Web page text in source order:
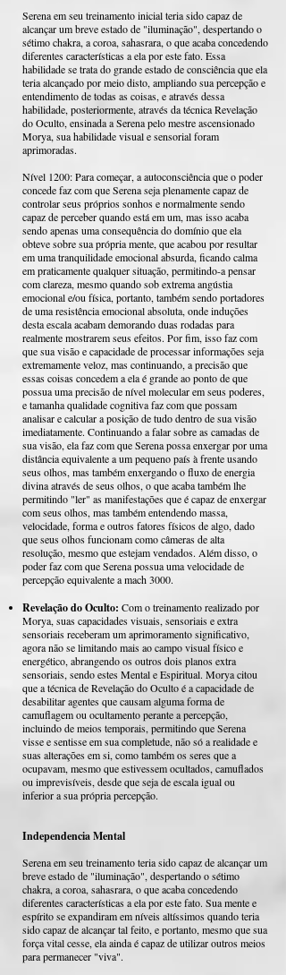
Serena em seu treinamento inicial teria sido capaz de
alcançar um breve estado de "iluminação", despertando o
sétimo chakra, a coroa, sahasrara, o que acaba concedendo
diferentes características a ela por este fato. Essa
habilidade se trata do grande estado de consciência que ela
teria alcançado por meio disto, ampliando sua percepção e
entendimento de todas as coisas, e através dessa
habilidade, posteriormente, através da técnica Revelação
do Oculto, ensinada a Serena pelo mestre ascensionado
Morya, sua habilidade visual e sensorial foram
aprimoradas.
Nível 1200: Para começar, a autoconsciência que o poder
concede faz com que Serena seja plenamente capaz de
controlar seus próprios sonhos e normalmente sendo
capaz de perceber quando está em um, mas isso acaba
sendo apenas uma consequência do domínio que ela
obteve sobre sua própria mente, que acabou por resultar
em uma tranquilidade emocional absurda, ficando calma
em praticamente qualquer situação, permitindo-a pensar
com clareza, mesmo quando sob extrema angústia
emocional e/ou física, portanto, também sendo portadores
de uma resistência emocional absoluta, onde induções
desta escala acabam demorando duas rodadas para
realmente mostrarem seus efeitos. Por fim, isso faz com
que sua visão e capacidade de processar informações seja
extremamente veloz, mas continuando, a precisão que
essas coisas concedem a ela é grande ao ponto de que
possua uma precisão de nível molecular em seus poderes,
e tamanha qualidade cognitiva faz com que possam
analisar e calcular a posição de tudo dentro de sua visão
imediatamente. Continuando a falar sobre as camadas de
sua visão, ela faz com que Serena possa enxergar por uma
distância equivalente a um pequeno país à frente usando
seus olhos, mas também enxergando o fluxo de energia
divina através de seus olhos, o que acaba também lhe
permitindo "ler" as manifestações que é capaz de enxergar
com seus olhos, mas também entendendo massa,
velocidade, forma e outros fatores físicos de algo, dado
que seus olhos funcionam como câmeras de alta
resolução, mesmo que estejam vendados. Além disso, o
poder faz com que Serena possua uma velocidade de
percepção equivalente a mach 3000.
Revelação do Oculto: Com o treinamento realizado por
Morya, suas capacidades visuais, sensoriais e extra
sensoriais receberam um aprimoramento significativo,
agora não se limitando mais ao campo visual físico e
energético, abrangendo os outros dois planos extra
sensoriais, sendo estes Mental e Espiritual. Morya citou
que a técnica de Revelação do Oculto é a capacidade de
desabilitar agentes que causam alguma forma de
camuflagem ou ocultamento perante a percepção,
incluindo de meios temporais, permitindo que Serena
visse e sentisse em sua completude, não só a realidade e
suas alterações em si, como também os seres que a
ocupavam, mesmo que estivessem ocultados, camuflados
ou imprevisíveis, desde que seja de escala igual ou
inferior a sua própria percepção.
Independencia Mental
Serena em seu treinamento teria sido capaz de alcançar um
breve estado de "iluminação", despertando o sétimo
chakra, a coroa, sahasrara, o que acaba concedendo
diferentes características a ela por este fato. Sua mente e
espírito se expandiram em níveis altíssimos quando teria
sido capaz de alcançar tal feito, e portanto, mesmo que sua
força vital cesse, ela ainda é capaz de utilizar outros meios
para permanecer "viva".